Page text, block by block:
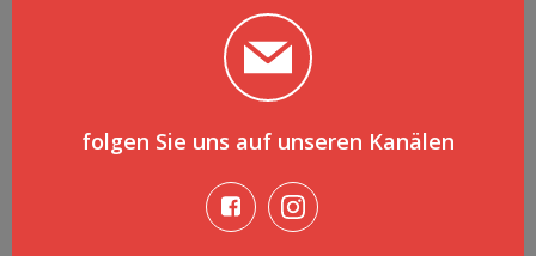
folgen Sie uns auf unseren Kanälen